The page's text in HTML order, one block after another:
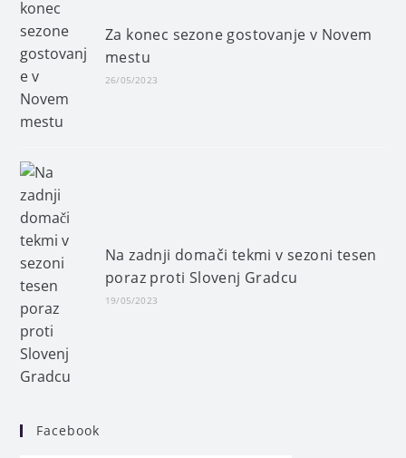
Za konec sezone gostovanje v Novem
mestu
26/05/2023
Na zadnji domači tekmi v sezoni tesen
poraz proti Slovenj Gradcu
19/05/2023
Facebook